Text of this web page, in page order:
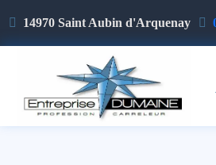
14970 Saint Aubin d'Arquenay